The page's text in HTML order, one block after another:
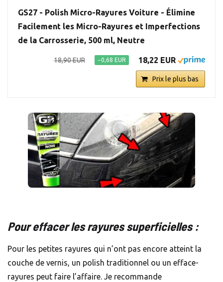
GS27 - Polish Micro-Rayures Voiture - Élimine
Facilement les Micro-Rayures et Imperfections
de la Carrosserie, 500 ml, Neutre
18,90 EUR −0,68 EUR 18,22 EUR
Prix le plus bas
Pour effacer les rayures superficielles :
Pour les petites rayures qui n’ont pas encore atteint la
couche de vernis, un polish traditionnel ou un efface-
rayures peut faire l’affaire. Je recommande